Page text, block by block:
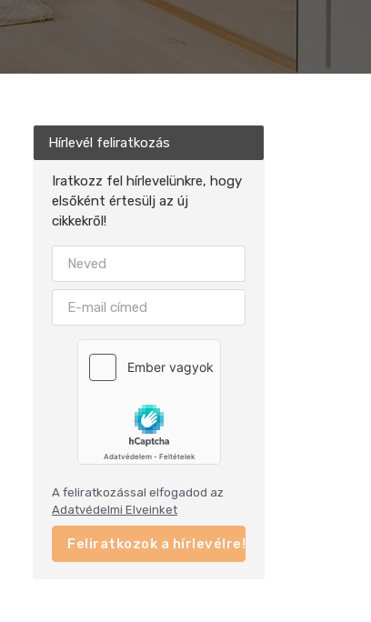
Hírlevél feliratkozás
Iratkozz fel hírlevelünkre, hogy
elsőként értesülj az új
cikkekről!
A feliratkozással elfogadod az
Adatvédelmi Elveinket
Feliratkozok a hírlevélre!